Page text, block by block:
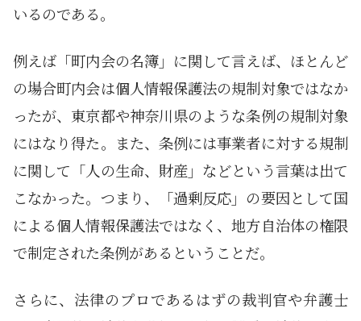
いるのである。
例えば「町内会の名簿」に関して言えば、ほとんど
の場合町内会は個人情報保護法の規制対象ではなか
ったが、東京都や神奈川県のような条例の規制対象
にはなり得た。また、条例には事業者に対する規制
に関して「人の生命、財産」などという言葉は出て
こなかった。つまり、「過剰反応」の要因として国
による個人情報保護法ではなく、地方自治体の権限
で制定された条例があるということだ。
さらに、法律のプロであるはずの裁判官や弁護士